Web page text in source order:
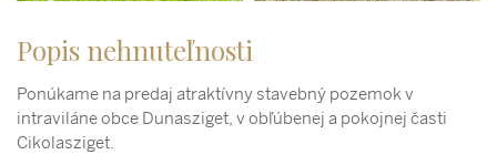
Popis nehnuteľnosti
Ponúkame na predaj atraktívny stavebný pozemok v
intraviláne obce Dunasziget, v obľúbenej a pokojnej časti
Cikolasziget.